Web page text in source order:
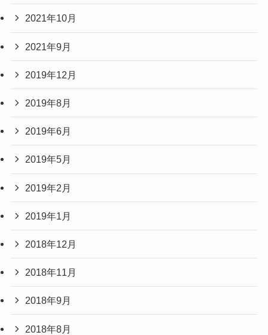
2021年10月
2021年9月
2019年12月
2019年8月
2019年6月
2019年5月
2019年2月
2019年1月
2018年12月
2018年11月
2018年9月
2018年8月